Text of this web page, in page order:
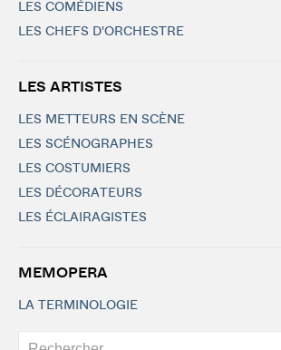
LES COMÉDIENS
LES CHEFS D'ORCHESTRE
LES ARTISTES
LES METTEURS EN SCÈNE
LES SCÉNOGRAPHES
LES COSTUMIERS
LES DÉCORATEURS
LES ÉCLAIRAGISTES
MEMOPERA
LA TERMINOLOGIE